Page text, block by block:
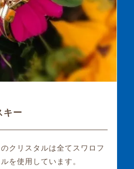
キー
クリスタルは全てスワロフ
を使用しています。